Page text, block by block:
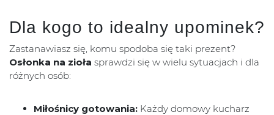
Dla kogo to idealny upominek?
Zastanawiasz się, komu spodoba się taki prezent?
Osłonka na zioła sprawdzi się w wielu sytuacjach i dla
różnych osób:
Miłośnicy gotowania: Każdy domowy kucharz